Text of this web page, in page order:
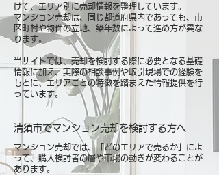
けて、エリア別に売却情報を整理しています。
マンション売却は、同じ都道府県内であっても、市
区町村や物件の立地、築年数によって進め方が異な
ります。
当サイトでは、売却を検討する際に必要となる基礎
情報に加え、実際の相談事例や取引現場での経験を
もとに、エリアごとの特徴を踏まえた情報提供を行
っています。
清須市でマンション売却を検討する方へ
マンション売却では、「どのエリアで売るか」によ
って、購入検討者の層や市場の動きが変わることが
あります。